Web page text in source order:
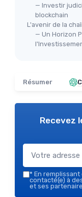
— Investir
blockchain
L'avenir de la
— Un Horizon
Résumer
Recevez
* En remplissant
contacté(e) à
et ses